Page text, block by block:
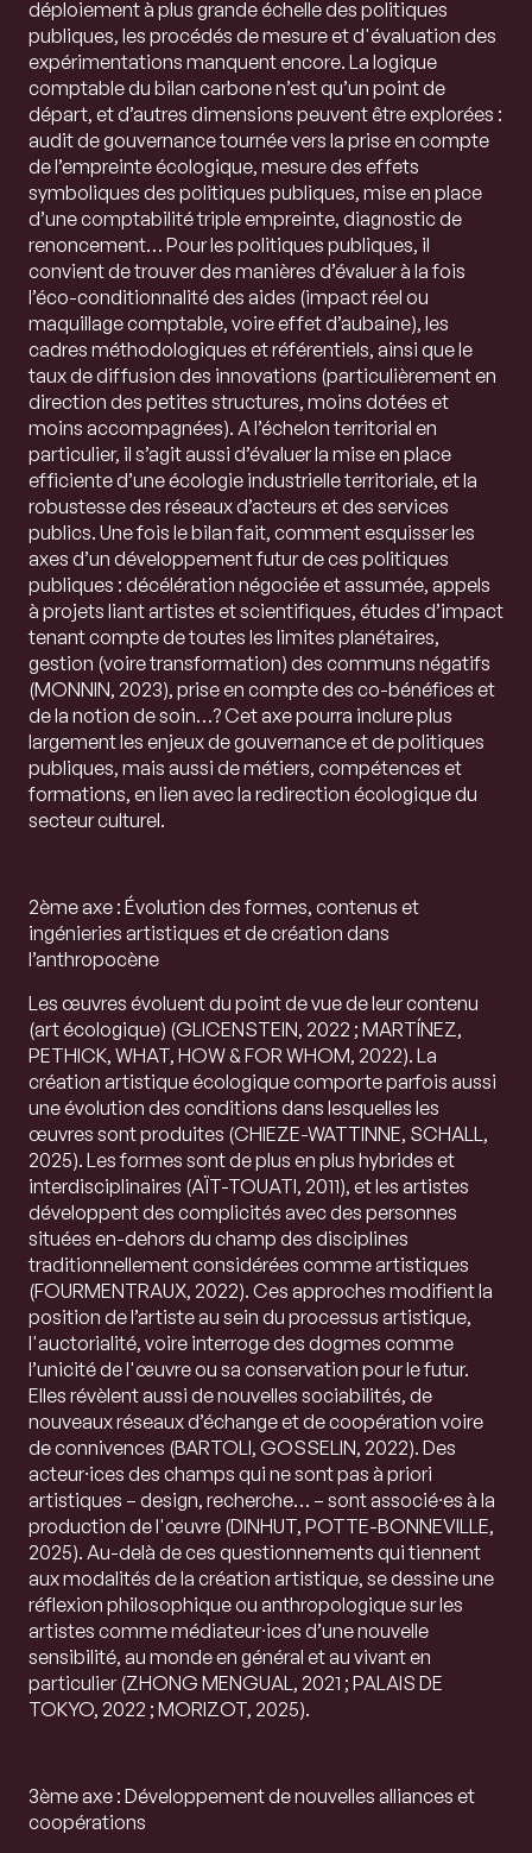
déploiement à plus grande échelle des politiques
publiques, les procédés de mesure et d'évaluation des
expérimentations manquent encore. La logique
comptable du bilan carbone n’est qu’un point de
départ, et d’autres dimensions peuvent être explorées :
audit de gouvernance tournée vers la prise en compte
de l’empreinte écologique, mesure des effets
symboliques des politiques publiques, mise en place
d’une comptabilité triple empreinte, diagnostic de
renoncement… Pour les politiques publiques, il
convient de trouver des manières d’évaluer à la fois
l’éco-conditionnalité des aides (impact réel ou
maquillage comptable, voire effet d’aubaine), les
cadres méthodologiques et référentiels, ainsi que le
taux de diffusion des innovations (particulièrement en
direction des petites structures, moins dotées et
moins accompagnées). A l’échelon territorial en
particulier, il s’agit aussi d’évaluer la mise en place
efficiente d’une écologie industrielle territoriale, et la
robustesse des réseaux d’acteurs et des services
publics. Une fois le bilan fait, comment esquisser les
axes d’un développement futur de ces politiques
publiques : décélération négociée et assumée, appels
à projets liant artistes et scientifiques, études d’impact
tenant compte de toutes les limites planétaires,
gestion (voire transformation) des communs négatifs
(MONNIN, 2023), prise en compte des co-bénéfices et
de la notion de soin…? Cet axe pourra inclure plus
largement les enjeux de gouvernance et de politiques
publiques, mais aussi de métiers, compétences et
formations, en lien avec la redirection écologique du
secteur culturel.
2ème axe : Évolution des formes, contenus et
ingénieries artistiques et de création dans
l’anthropocène
Les œuvres évoluent du point de vue de leur contenu
(art écologique) (GLICENSTEIN, 2022 ; MARTÍNEZ,
PETHICK, WHAT, HOW & FOR WHOM, 2022). La
création artistique écologique comporte parfois aussi
une évolution des conditions dans lesquelles les
œuvres sont produites (CHIEZE-WATTINNE, SCHALL,
2025). Les formes sont de plus en plus hybrides et
interdisciplinaires (AÏT-TOUATI, 2011), et les artistes
développent des complicités avec des personnes
situées en-dehors du champ des disciplines
traditionnellement considérées comme artistiques
(FOURMENTRAUX, 2022). Ces approches modifient la
position de l’artiste au sein du processus artistique,
l'auctorialité, voire interroge des dogmes comme
l’unicité de l'œuvre ou sa conservation pour le futur.
Elles révèlent aussi de nouvelles sociabilités, de
nouveaux réseaux d’échange et de coopération voire
de connivences (BARTOLI, GOSSELIN, 2022). Des
acteur⸱ices des champs qui ne sont pas à priori
artistiques – design, recherche… – sont associé⸱es à la
production de l'œuvre (DINHUT, POTTE-BONNEVILLE,
2025). Au-delà de ces questionnements qui tiennent
aux modalités de la création artistique, se dessine une
réflexion philosophique ou anthropologique sur les
artistes comme médiateur⸱ices d’une nouvelle
sensibilité, au monde en général et au vivant en
particulier (ZHONG MENGUAL, 2021 ; PALAIS DE
TOKYO, 2022 ; MORIZOT, 2025).
3ème axe : Développement de nouvelles alliances et
coopérations